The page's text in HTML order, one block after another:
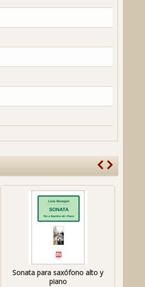
Sonata para saxófono alto y
piano